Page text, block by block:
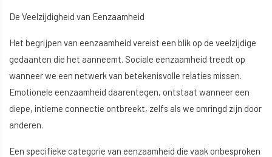
De Veelzijdigheid van Eenzaamheid
Het begrijpen van eenzaamheid vereist een blik op de veelzijdige
gedaanten die het aanneemt. Sociale eenzaamheid treedt op
wanneer we een netwerk van betekenisvolle relaties missen.
Emotionele eenzaamheid daarentegen, ontstaat wanneer een
diepe, intieme connectie ontbreekt, zelfs als we omringd zijn door
anderen.
Een specifieke categorie van eenzaamheid die vaak onbesproken